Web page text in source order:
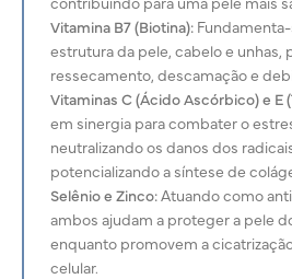
Vitamina B7 (Biotina):
estrutura da pele, cabelo e unhas,
ressecamento, descamação e
Vitaminas C (Ácido Ascórbico) e E
em sinergia para combater o
neutralizando os danos dos
potencializando a síntese de
Selênio e Zinco:Atuando como
ambos ajudam a proteger a pele
enquanto promovem a
celular.